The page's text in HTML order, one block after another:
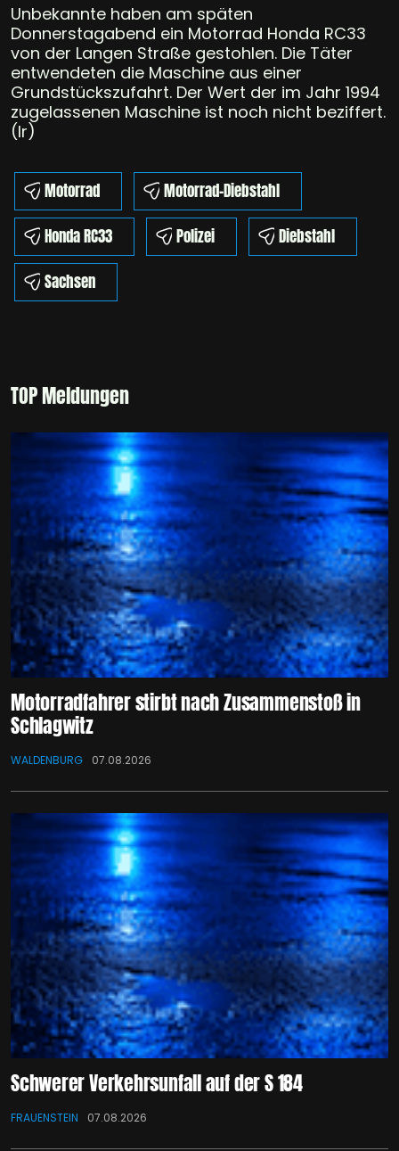
Unbekannte haben am späten
Donnerstagabend ein Motorrad Honda RC33
von der Langen Straße gestohlen. Die Täter
entwendeten die Maschine aus einer
Grundstückszufahrt. Der Wert der im Jahr 1994
zugelassenen Maschine ist noch nicht beziffert.
(lr)
Motorrad
Motorrad-Diebstahl
Honda RC33
Polizei
Diebstahl
Sachsen
TOP Meldungen
Motorradfahrer stirbt nach Zusammenstoß in
Schlagwitz
WALDENBURG 07.08.2026
Schwerer Verkehrsunfall auf der S 184
FRAUENSTEIN 07.08.2026